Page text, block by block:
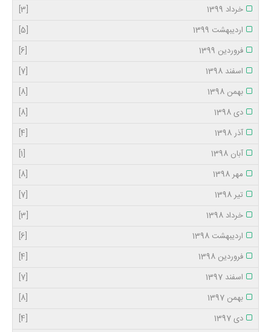
خرداد 1399
[3]
اردیبهشت 1399
[5]
فروردین 1399
[6]
اسفند 1398
[7]
بهمن 1398
[8]
دی 1398
[8]
آذر 1398
[4]
آبان 1398
[1]
مهر 1398
[8]
تیر 1398
[7]
خرداد 1398
[3]
اردیبهشت 1398
[6]
فروردین 1398
[4]
اسفند 1397
[7]
بهمن 1397
[8]
دی 1397
[4]